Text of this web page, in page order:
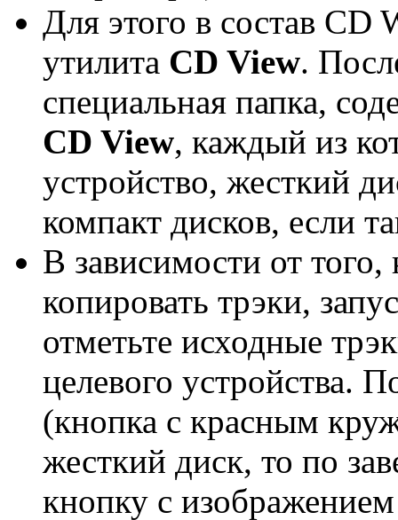
Для этого в состав CD
утилита CD View.
специальная папка,
CD View, каждый из
устройство, жесткий
компакт дисков, если
В зависимости от
копировать трэки,
отметьте исходные
целевого устройства.
(кнопка с красным
жесткий диск, то по
кнопку с